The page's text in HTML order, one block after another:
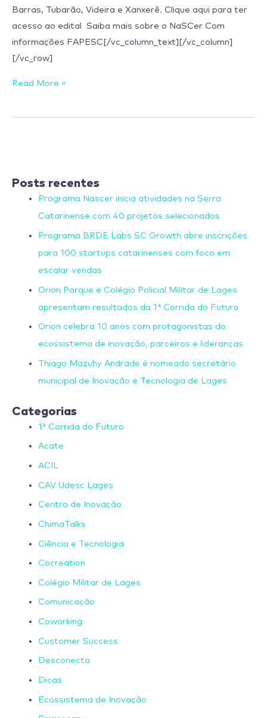
Barras, Tubarão, Videira e Xanxerê. Clique aqui para ter
acesso ao edital Saiba mais sobre o NaSCer Com
informações FAPESC[/vc_column_text][/vc_column]
[/vc_row]
Read More »
Posts recentes
Programa Nascer inicia atividades na Serra
Catarinense com 40 projetos selecionados
Programa BRDE Labs SC Growth abre inscrições
para 100 startups catarinenses com foco em
escalar vendas
Orion Parque e Colégio Policial Militar de Lages
apresentam resultados da 1ª Corrida do Futuro
Orion celebra 10 anos com protagonistas do
ecossistema de inovação, parceiros e lideranças
Thiago Mazuhy Andrade é nomeado secretário
municipal de Inovação e Tecnologia de Lages
Categorias
1ª Corrida do Futuro
Acate
ACIL
CAV Udesc Lages
Centro de Inovação
ChimaTalks
Ciência e Tecnologia
Cocreation
Colégio Militar de Lages
Comunicação
Coworking
Customer Success
Desconecta
Dicas
Ecossistema de Inovação